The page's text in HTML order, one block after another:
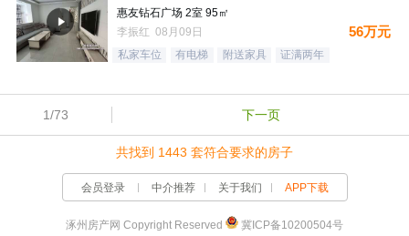
惠友钻石广场 2室 95㎡
李振红 08月09日
56万元
私家车位 有电梯 附送家具 证满两年
1/73 下一页
共找到 1443 套符合要求的房子
会员登录 中介推荐 关于我们 APP下载
涿州房产网 Copyright Reserved 冀ICP备10200504号